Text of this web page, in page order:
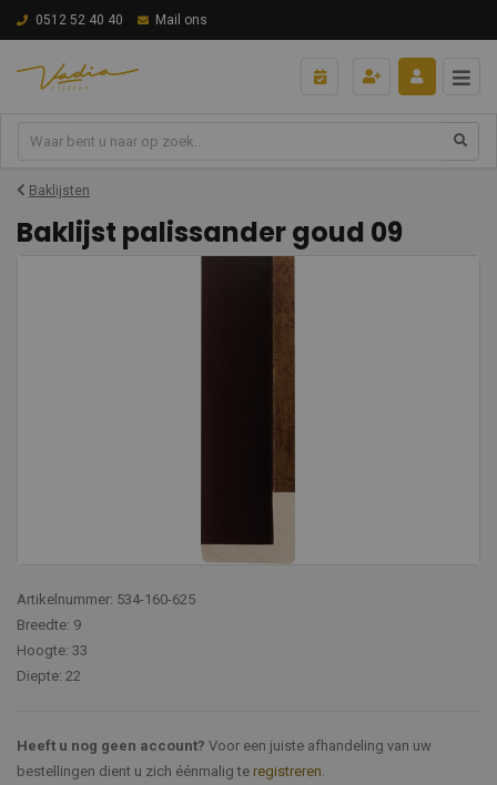
0512 52 40 40 Mail ons
Baklijsten
Baklijst palissander goud 09
Artikelnummer: 534-160-625
Breedte: 9
Hoogte: 33
Diepte: 22
Heeft u nog geen account? Voor een juiste afhandeling van uw
bestellingen dient u zich éénmalig te registreren.